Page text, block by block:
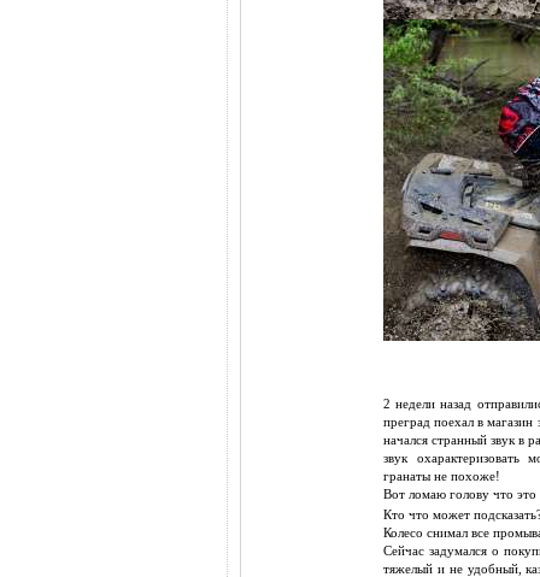
2 недели назад
преград поехал в магазин
начался странный звук в
звук охарактеризовать
гранаты не похоже!
Вот ломаю голову что это
Кто что может
Колесо снимал все
Сейчас задумался о
тяжелый и не удобный,